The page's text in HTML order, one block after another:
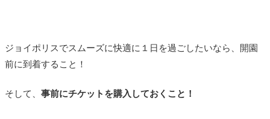
ジョイポリスでスムーズに快適に１日を過ごしたいなら、開園
前に到着すること！
そして、 事前にチケットを購入しておくこと！